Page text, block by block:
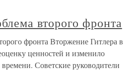
второго фронта
фронта Вторжение Гитлера в
ценностей и изменило
Советские руководители